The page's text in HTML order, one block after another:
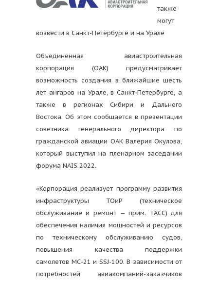
также
могут
возвести в Санкт-Петербурге и на Урале
Объединенная авиастроительная
корпорация (ОАК) предусматривает
возможность создания в ближайшие шесть
лет ангаров на Урале, в Санкт-Петербурге, а
также в регионах Сибири и Дальнего
Востока. Об этом сообщается в презентации
советника генерального директора по
гражданской авиации ОАК Валерия Окулова,
который выступил на пленарном заседании
форума NAIS 2022.
«Корпорация реализует программу развития
инфраструктуры ТОиР (техническое
обслуживание и ремонт — прим. ТАСС) для
обеспечения наличия мощностей и ресурсов
по техническому обслуживанию судов,
повышения качества поддержки
самолетов МС-21 и SSJ-100. В зависимости от
потребностей авиакомпаний-заказчиков